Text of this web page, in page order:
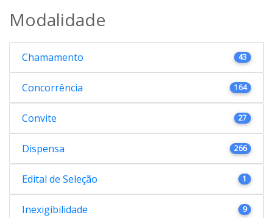
Modalidade
Chamamento 43
Concorrência 164
Convite 27
Dispensa 266
Edital de Seleção 1
Inexigibilidade 9